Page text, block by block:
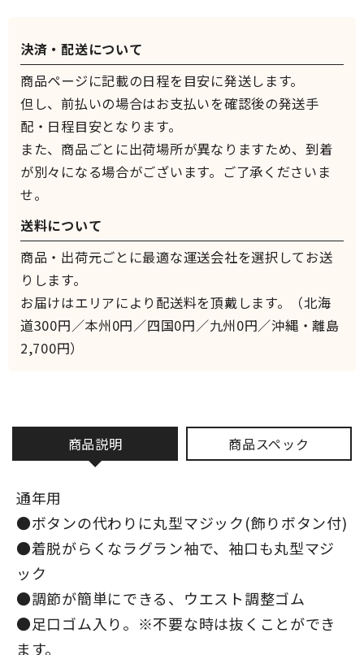
商品説明 商品スペック
通年用
●ボタンの代わりに丸型マジック(飾りボタン付)
●着脱がらくなラグラン袖で、袖口も丸型マジ
ック
●調節が簡単にできる、ウエスト調整ゴム
●足口ゴム入り。※不要な時は抜くことができ
ます。
決済・配送について
商品ページに記載の日程を目安に発送します。
但し、前払いの場合はお支払いを確認後の発送手
配・日程目安となります。
また、商品ごとに出荷場所が異なりますため、到着
が別々になる場合がございます。ご了承くださいま
せ。
送料について
商品・出荷元ごとに最適な運送会社を選択してお送
りします。
お届けはエリアにより配送料を頂戴します。（北海
道300円／本州0円／四国0円／九州0円／沖縄・離島
2,700円）